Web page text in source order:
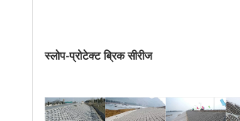
स्लोप-प्रोटेक्ट ब्रिक सीरीज